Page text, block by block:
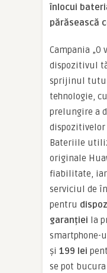
înlocui
părăsească
Campania
dispozitivul
sprijinul
tehnologie,
prelungire a
dispozitivelor
Bateriile
originale
fiabilitate,
serviciul de
pentru
garanției la
smartphone-
și 199 lei
se pot